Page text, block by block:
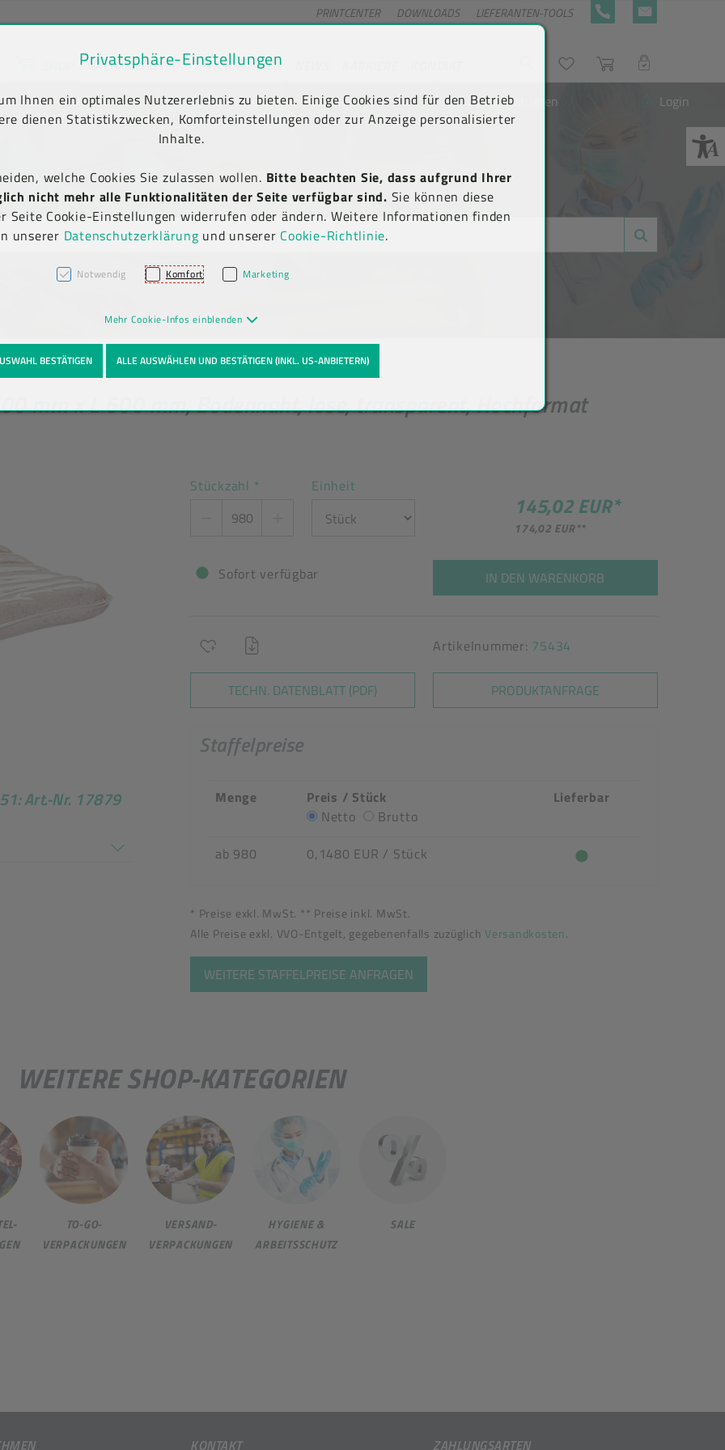
springen [AK + 2]
[AK + 5]
PRINTCENTER DOWNLOADS LIEFERANTEN-TOOLS +43 5576 7177 818
NACHHALTIGKEIT UNTERNEHMEN WunschlisteWarenkorb
LOGIN
Kauf auf Rechnung
(B2B)
Newsletter-Anmeldung Neu registrieren Login
mm x L 600 mm, Bodennaht, lose, transparent, Hochformat
Art.-Nr. 17879
Stückzahl * Einheit
145,02 EUR*
174,02 EUR**
Sofort verfügbar IN DEN WARENKORB
Artikelnummer: 75434
TECHN. DATENBLATT (PDF) PRODUKTANFRAGE
Staffelpreise
Menge
Preis / Stück
Netto
Brutto
Lieferbar
ab 980 0,1480 EUR / Stück
* Preise exkl. MwSt. ** Preise inkl. MwSt.
Alle Preise exkl. VVO-Entgelt, gegebenenfalls zuzüglich Versandkosten.
WEITERE STAFFELPREISE ANFRAGEN
WEITERE SHOP-KATEGORIEN
TO-GO-
VERPACKUNGEN
VERSAND-
VERPACKUNGEN
HYGIENE &
ARBEITSSCHUTZ
SALE
KONTAKT ZAHLUNGSARTEN
Privatsphäre-Einstellungen
Ihnen ein optimales Nutzererlebnis zu bieten. Einige Cookies sind für den Betrieb
dienen Statistikzwecken, Komforteinstellungen oder zur Anzeige personalisierter
Inhalte.
welche Cookies Sie zulassen wollen. Bitte beachten Sie, dass aufgrund Ihrer
nicht mehr alle Funktionalitäten der Seite verfügbar sind. Sie können diese
Seite Cookie-Einstellungen widerrufen oder ändern. Weitere Informationen finden
unserer Datenschutzerklärung und unserer Cookie-Richtlinie.
Notwendig Komfort Marketing
Mehr Cookie-Infos einblenden
BESTÄTIGEN ALLE AUSWÄHLEN UND BESTÄTIGEN (INKL. US-ANBIETERN)